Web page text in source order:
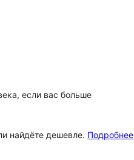
если вас больше
найдёте дешевле. Подробнее